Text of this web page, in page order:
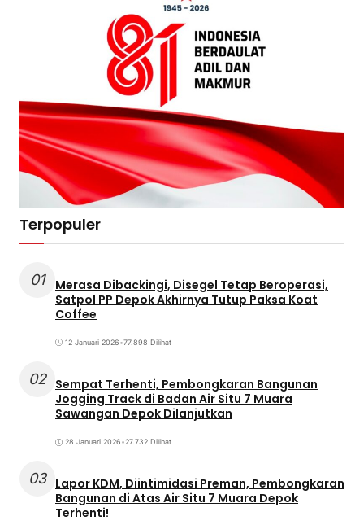
Terpopuler
01
Merasa Dibackingi, Disegel Tetap Beroperasi,
Satpol PP Depok Akhirnya Tutup Paksa Koat
Coffee
12 Januari 2026•77.898 Dilihat
02 Sempat Terhenti, Pembongkaran Bangunan
Jogging Track di Badan Air Situ 7 Muara
Sawangan Depok Dilanjutkan
28 Januari 2026•27.732 Dilihat
03 Lapor KDM, Diintimidasi Preman, Pembongkaran
Bangunan di Atas Air Situ 7 Muara Depok
Terhenti!